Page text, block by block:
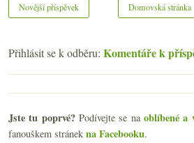
Novější příspěvek Domovská stránka
Přihlásit se k odběru: Komentáře k
Jste tu poprvé?Podívejte se naoblíbené a
fanouškem stránek na Facebooku.